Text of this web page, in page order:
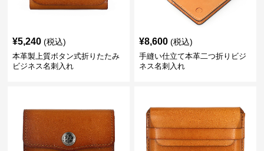
¥5,240 (税込)
本革製上質ボタン式折りたたみ
ビジネス名刺入れ
¥8,600 (税込)
手縫い仕立て本革二つ折りビジ
ネス名刺入れ